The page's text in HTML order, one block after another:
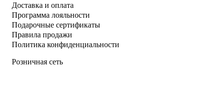
Доставка и оплата
Программа лояльности
Подарочные сертификаты
Правила продажи
Политика конфиденциальности
Розничная сеть